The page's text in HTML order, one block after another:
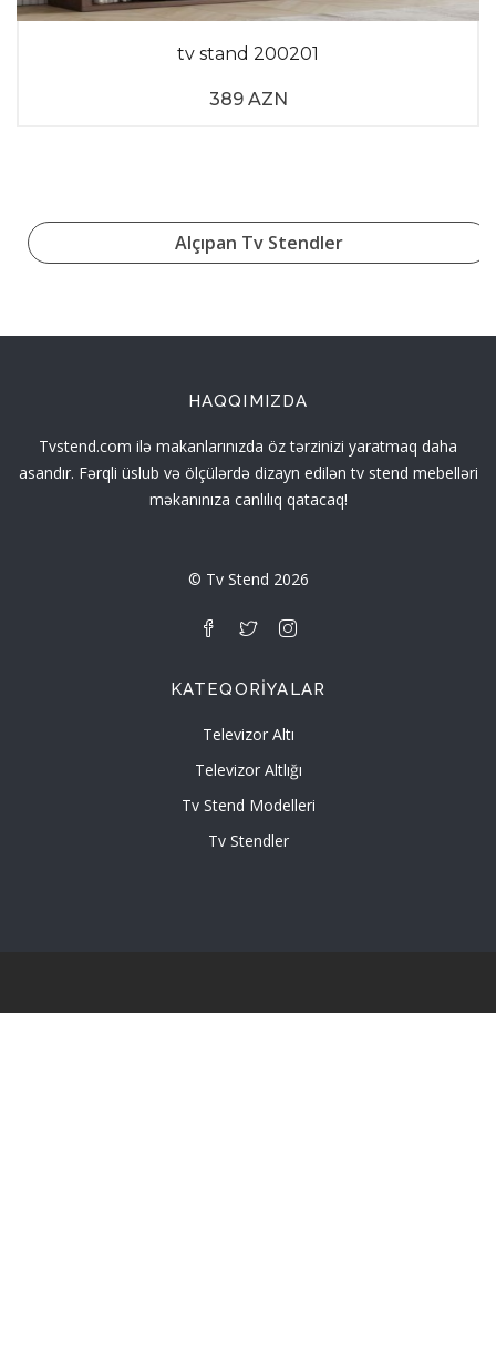
tv stand 200201
389 AZN
Alçıpan Tv Stendler
HAQQIMIZDA
Tvstend.com ilə makanlarınızda öz tərzinizi yaratmaq daha
asandır. Fərqli üslub və ölçülərdə dizayn edilən tv stend mebelləri
məkanınıza canlılıq qatacaq!
© Tv Stend 2026
KATEQORIYALAR
Televizor Altı
Televizor Altlığı
Tv Stend Modelleri
Tv Stendler